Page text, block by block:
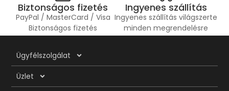
Biztonságos fizetés
PayPal / MasterCard / Visa
Biztonságos fizetés
Ingyenes szállítás
Ingyenes szállítás világszerte
minden megrendelésre
Ügyfélszolgálat
Üzlet